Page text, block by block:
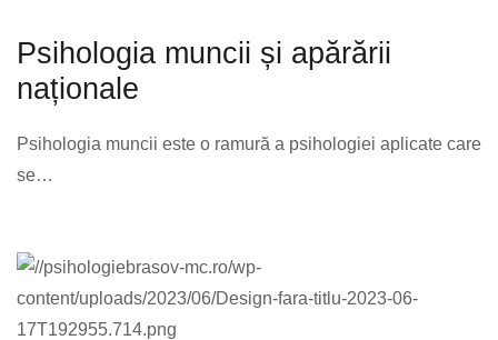
Psihologia muncii și apărării
naționale
Psihologia muncii este o ramură a psihologiei aplicate care
se…